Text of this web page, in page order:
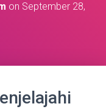
on September 28,